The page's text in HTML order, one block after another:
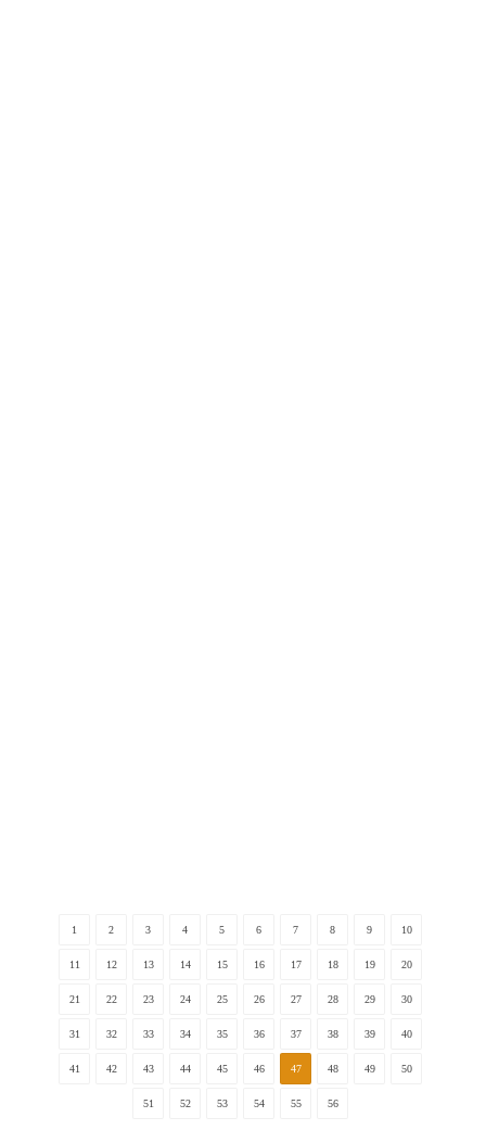
1 2 3 4 5 6 7 8 9 10
11 12 13 14 15 16 17 18 19 20
21 22 23 24 25 26 27 28 29 30
31 32 33 34 35 36 37 38 39 40
41 42 43 44 45 46 47 48 49 50
51 52 53 54 55 56